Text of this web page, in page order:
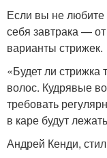
Если вы не любите
себя завтрака —
варианты стрижек.
«Будет ли стрижка
волос. Кудрявые
требовать
в каре будут
Андрей Кенди,